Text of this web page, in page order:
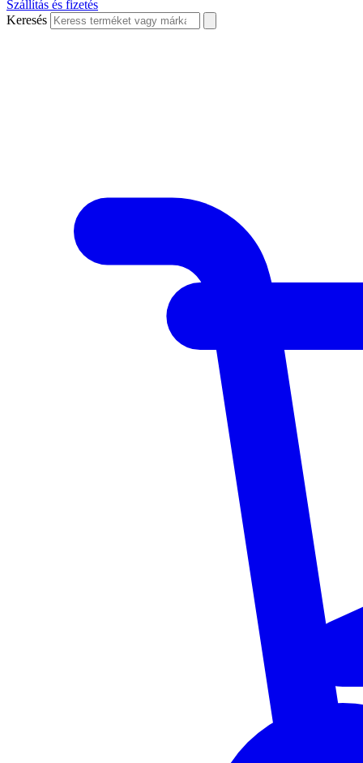
Szállítás és fizetés
Keresés